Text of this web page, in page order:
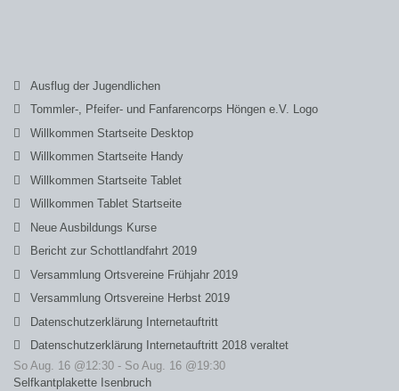
Ausflug der Jugendlichen
Tommler-, Pfeifer- und Fanfarencorps Höngen e.V. Logo
Willkommen Startseite Desktop
Willkommen Startseite Handy
Willkommen Startseite Tablet
Willkommen Tablet Startseite
Neue Ausbildungs Kurse
Bericht zur Schottlandfahrt 2019
Versammlung Ortsvereine Frühjahr 2019
Versammlung Ortsvereine Herbst 2019
Datenschutzerklärung Internetauftritt
Datenschutzerklärung Internetauftritt 2018 veraltet
So Aug. 16 @12:30 - So Aug. 16 @19:30
Selfkantplakette Isenbruch